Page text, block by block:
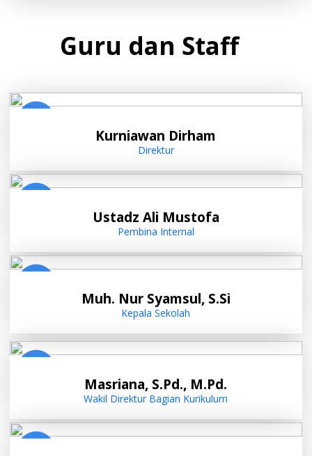
Guru dan Staff
Kurniawan Dirham
Direktur
Ustadz Ali Mustofa
Pembina Internal
Muh. Nur Syamsul, S.Si
Kepala Sekolah
Masriana, S.Pd., M.Pd.
Wakil Direktur Bagian Kurikulum